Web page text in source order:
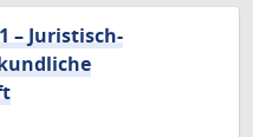
– Juristisch-